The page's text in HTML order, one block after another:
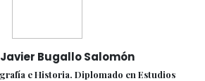
Bugallo Salomón
e Historia. Diplomado en Estudios